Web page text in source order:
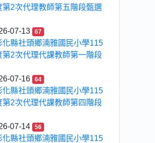
第2次代理教師第五階段甄選
07-13
67
化縣社頭鄉湳雅國民小學115
第2次代理代課教師第一階段
07-16
64
化縣社頭鄉湳雅國民小學115
第2次代理代課教師第四階段
07-14
56
化縣社頭鄉湳雅國民小學115